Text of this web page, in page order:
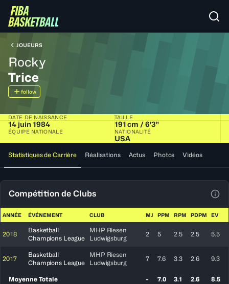
JOUEURS
Rocky
Trice
follow
DATE DE NAISSANCE
14 juin 1984
TAILLE
191 cm / 6'3"
ÉQUIPE NATIONALE NATIONALITÉ
USA
Statistiques de Carrière Réalisations Actus Photos Vidéos
Compétition de Clubs
ANNÉE ÉVÉNEMENT CLUB MJ PPM RPM PDPM EV
2018
Basketball
Champions League
MHP Riesen
Ludwigsburg
2 5 2.5 2.5 5.5
2017
Basketball
Champions League
MHP Riesen
Ludwigsburg
7 7.6 3.3 2.6 9.3
Moyenne Totale - 7.0 3.1 2.6 8.5